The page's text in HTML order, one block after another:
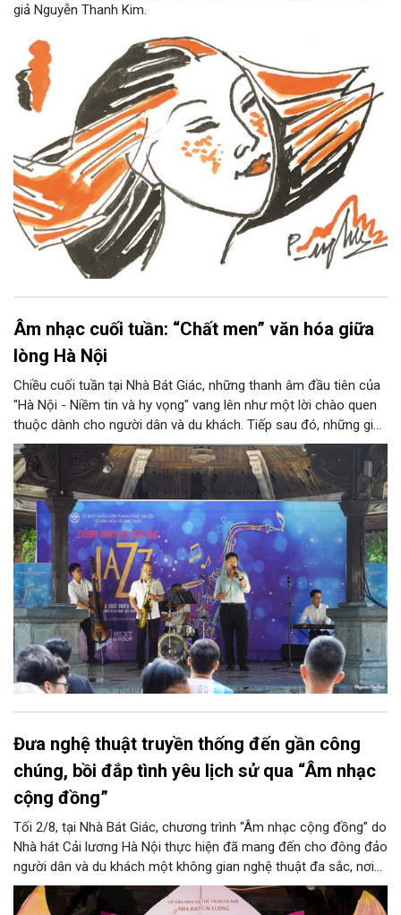
giả Nguyễn Thanh Kim.
Âm nhạc cuối tuần: “Chất men” văn hóa giữa
lòng Hà Nội
Chiều cuối tuần tại Nhà Bát Giác, những thanh âm đầu tiên của
"Hà Nội - Niềm tin và hy vọng" vang lên như một lời chào quen
thuộc dành cho người dân và du khách. Tiếp sau đó, những giai
điệu jazz kinh điển của thế giới lần lượt cất lên qua phần biểu
diễn của NSƯT Quyền Văn Minh và các nghệ sĩ Bình Minh Jazz
Club, mở ra một không gian âm nhạc giàu cảm xúc ngay giữa
trung tâm Thủ đô.
Đưa nghệ thuật truyền thống đến gần công
chúng, bồi đắp tình yêu lịch sử qua “Âm nhạc
cộng đồng”
Tối 2/8, tại Nhà Bát Giác, chương trình “Âm nhạc cộng đồng” do
Nhà hát Cải lương Hà Nội thực hiện đã mang đến cho đông đảo
người dân và du khách một không gian nghệ thuật đa sắc, nơi
những làn điệu cải lương, ca cổ, tân cổ và các tiết mục múa
hòa quyện trong không gian của phố đi bộ hồ Hoàn Kiếm. Đặc